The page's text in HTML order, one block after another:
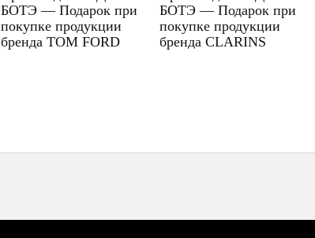
БОТЭ — Подарок при
покупке продукции
бренда TOM FORD
БОТЭ — Подарок при
покупке продукции
бренда CLARINS